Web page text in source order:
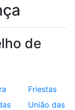
de
Friestas
União das